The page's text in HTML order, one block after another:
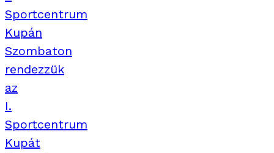
Sportcentrum
Kupán
Szombaton
rendezzük
az
I.
Sportcentrum
Kupát